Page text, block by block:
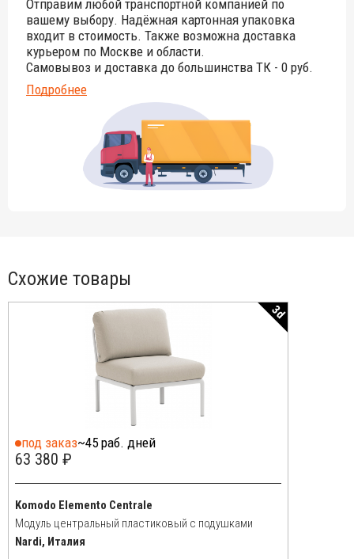
Отправим любой транспортной компанией по
вашему выбору. Надёжная картонная упаковка
входит в стоимость. Также возможна доставка
курьером по Москве и области.
Самовывоз и доставка до большинства ТК - 0 руб.
Подробнее
Схожие товары
3d
под заказ~45 раб. дней
63 380 ₽
Komodo Elemento Centrale
Модуль центральный пластиковый с подушками
Nardi, Италия